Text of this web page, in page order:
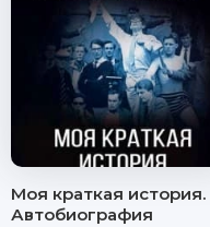
Моя краткая история.
Автобиография